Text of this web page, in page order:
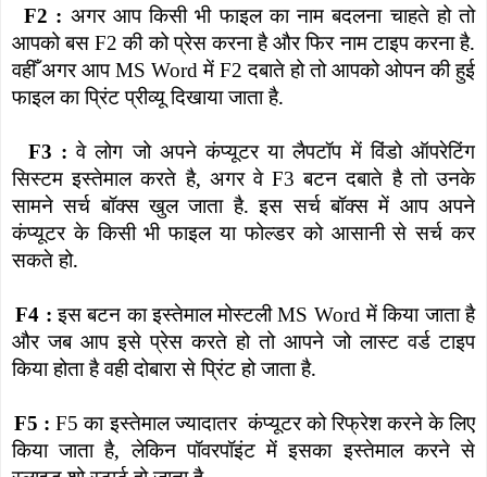
F2 : अगर आप किसी भी फाइल का नाम बदलना चाहते हो तो
आपको बस F2 की को प्रेस करना है और फिर नाम टाइप करना है.
वहीँ अगर आप MS Word में F2 दबाते हो तो आपको ओपन की हुई
फाइल का प्रिंट प्रीव्यू दिखाया जाता है.
F3 : वे लोग जो अपने कंप्यूटर या लैपटॉप में विंडो ऑपरेटिंग
सिस्टम इस्तेमाल करते है, अगर वे F3 बटन दबाते है तो उनके
सामने सर्च बॉक्स खुल जाता है. इस सर्च बॉक्स में आप अपने
कंप्यूटर के किसी भी फाइल या फोल्डर को आसानी से सर्च कर
सकते हो.
F4 : इस बटन का इस्तेमाल मोस्टली MS Word में किया जाता है
और जब आप इसे प्रेस करते हो तो आपने जो लास्ट वर्ड टाइप
किया होता है वही दोबारा से प्रिंट हो जाता है.
F5 : F5 का इस्तेमाल ज्यादातर कंप्यूटर को रिफ्रेश करने के लिए
किया जाता है,लेकिन पॉवरपॉइंट में इसका इस्तेमाल करने से